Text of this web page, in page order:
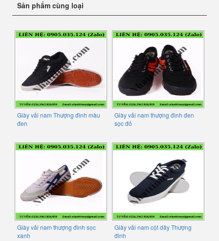
Sản phẩm cùng loại
Giày vải nam Thượng đình màu
đen
Giày vải nam thượng đình đen
sọc đỏ
Giày vải nam thượng đình sọc
xanh
Giày vải nam cột dây Thượng
đình